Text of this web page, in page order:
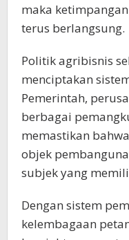
maka
terus berlangsung.
Politik agribisnis
menciptakan
Pemerintah,
berbagai
memastikan
objek
subjek yang
Dengan sistem
kelembagaan